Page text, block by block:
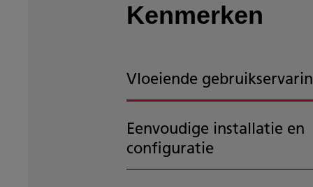
Kenmerken
Vloeiende
Eenvoudige installatie en
configuratie